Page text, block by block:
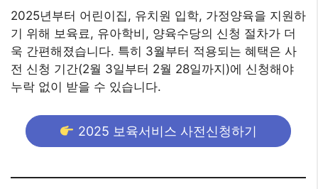
2025년부터 어린이집, 유치원 입학, 가정양육을 지원하
기 위해 보육료, 유아학비, 양육수당의 신청 절차가 더
욱 간편해졌습니다. 특히 3월부터 적용되는 혜택은 사
전 신청 기간(2월 3일부터 2월 28일까지)에 신청해야
누락 없이 받을 수 있습니다.
2025 보육서비스 사전신청하기